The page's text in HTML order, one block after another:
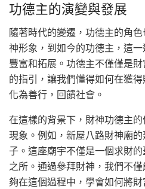
功德主的演變與發展
隨著時代的變遷，功德主的角
神形象，到如今的功德主，這
豐富和拓展。功德主不僅僅是
的指引，讓我們懂得如何在獲
化為善行，回饋社會。
在這樣的背景下，財神功德主
現象。例如，新屋八路財神廟
子。這座廟宇不僅是一個求財
之所。通過參拜財神，我們不
夠在這個過程中，學會如何將